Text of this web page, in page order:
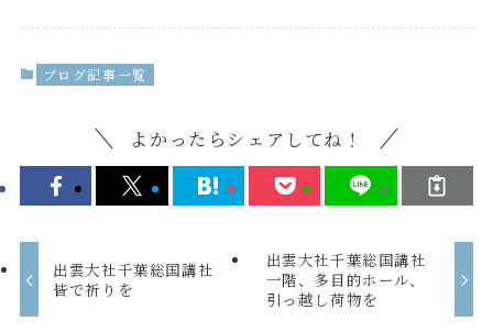
ブログ記事一覧
よかったらシェアしてね！
出雲大社千葉総国講社
皆で祈りを
出雲大社千葉総国講社
一階、多目的ホール、
引っ越し荷物を